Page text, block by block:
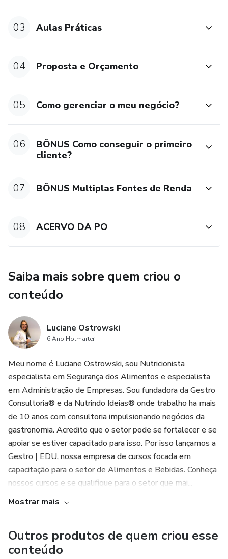
03 Aulas Práticas
04 Proposta e Orçamento
05 Como gerenciar o meu negócio?
06
BÔNUS Como conseguir o primeiro
cliente?
07 BÔNUS Multiplas Fontes de Renda
08 ACERVO DA PO
Saiba mais sobre quem criou o
conteúdo
Luciane Ostrowski
6 Ano Hotmarter
Meu nome é Luciane Ostrowski, sou Nutricionista
especialista em Segurança dos Alimentos e especialista
em Administração de Empresas. Sou fundadora da Gestro
Consultoria® e da Nutrindo Ideias® onde trabalho ha mais
de 10 anos com consultoria impulsionando negócios da
gastronomia. Acredito que o setor pode se fortalecer e se
apoiar se estiver capacitado para isso. Por isso lançamos a
Gestro | EDU, nossa empresa de cursos focada em
capacitação para o setor de Alimentos e Bebidas. Conheça
nossos cursos e se qualifique para o setor que mai...
Mostrar mais
Outros produtos de quem criou esse
conteúdo